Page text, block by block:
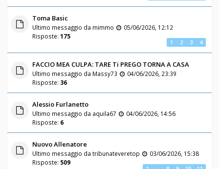
Toma Basic
Ultimo messaggio da mimmo
05/06/2026, 12:12
Risposte: 175
1 2 3 4
FACCIO MEA CULPA: TARE Ti PREGO TORNA A CASA
Ultimo messaggio da Massy73
04/06/2026, 23:39
Risposte: 36
Alessio Furlanetto
Ultimo messaggio da aquila67
04/06/2026, 14:56
Risposte: 6
Nuovo Allenatore
Ultimo messaggio da tribunateveretop
03/06/2026, 15:38
Risposte: 509